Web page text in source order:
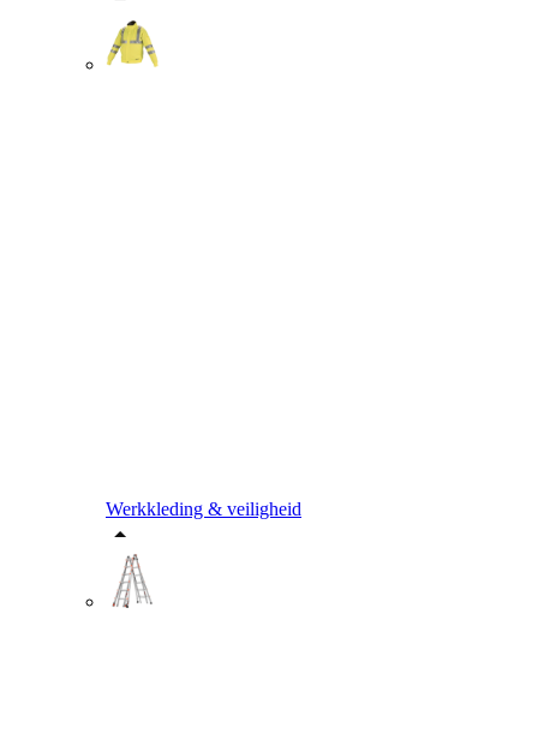
Werkkleding & veiligheid